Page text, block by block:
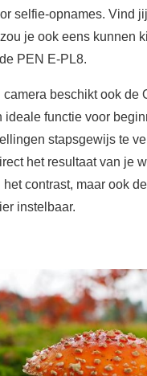
selfie-opnames. Vind
je ook eens kunnen
PEN E-PL8.
camera beschikt ook de
ideale functie voor
stapsgewijs te
het resultaat van je
contrast, maar ook
instelbaar.